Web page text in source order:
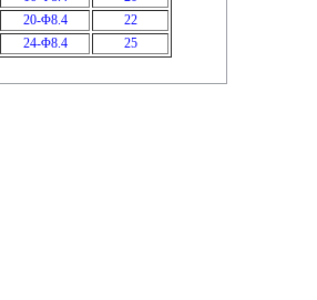
20-Φ8.4
22
24-Φ8.4 25